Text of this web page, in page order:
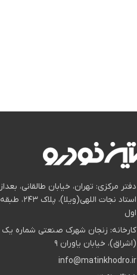
دفتر مرکزی: تهران، خیابان طالقانی، بعداز
استاد نجات اللهی(ویلا)، پلاک ۲۴۳، طبقه
اول
کارخانه: زنجان شهرک صنعتی شماره یک
(اشراق)، خیابان یاوران ۹
info@matinkhodro.ir